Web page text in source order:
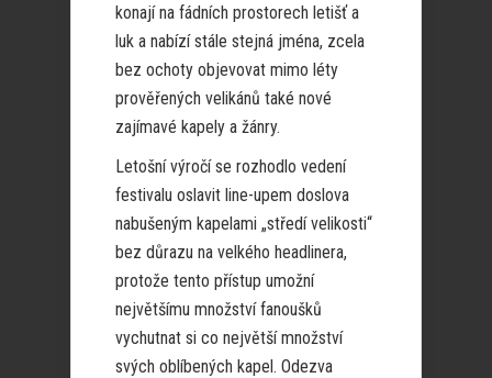
konají na fádních prostorech letišť a
luk a nabízí stále stejná jména, zcela
bez ochoty objevovat mimo léty
prověřených velikánů také nové
zajímavé kapely a žánry.
Letošní výročí se rozhodlo vedení
festivalu oslavit line-upem doslova
nabušeným kapelami „středí velikosti“
bez důrazu na velkého headlinera,
protože tento přístup umožní
největšímu množství fanoušků
vychutnat si co největší množství
svých oblíbených kapel. Odezva